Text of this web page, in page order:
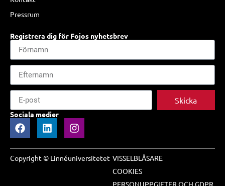
Pressrum
Registrera dig för Fojos nyhetsbrev
Skicka
Sociala medier
Copyright © Linnéuniversitetet VISSELBLÅSARE
COOKIES
PERSONUPPGIFTER OCH GDPR